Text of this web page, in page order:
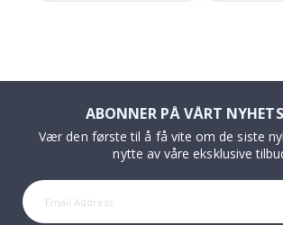
ABONNER PÅ VÅRT
Vær den første til å få vite om de siste
nytte av våre eksklusive